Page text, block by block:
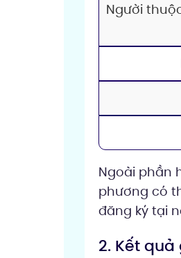
Người
Ngoài phần
phương có
đăng ký tại
2. Kết